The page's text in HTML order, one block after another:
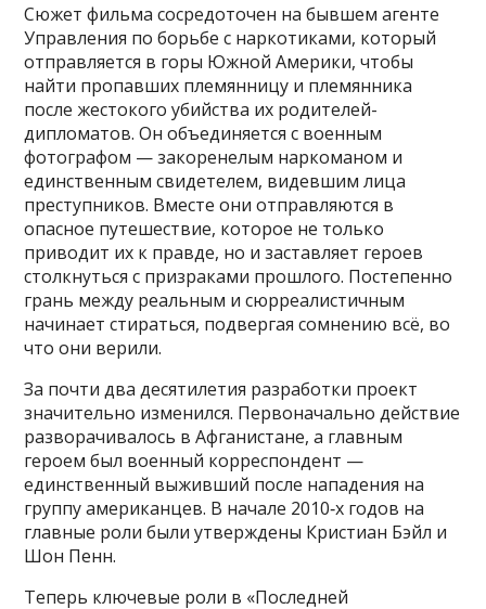
Сюжет фильма сосредоточен на бывшем агенте
Управления по борьбе с наркотиками, который
отправляется в горы Южной Америки, чтобы
найти пропавших племянницу и племянника
после жестокого убийства их родителей-
дипломатов. Он объединяется с военным
фотографом — закоренелым наркоманом и
единственным свидетелем, видевшим лица
преступников. Вместе они отправляются в
опасное путешествие, которое не только
приводит их к правде, но и заставляет героев
столкнуться с призраками прошлого. Постепенно
грань между реальным и сюрреалистичным
начинает стираться, подвергая сомнению всё, во
что они верили.
За почти два десятилетия разработки проект
значительно изменился. Первоначально действие
разворачивалось в Афганистане, а главным
героем был военный корреспондент —
единственный выживший после нападения на
группу американцев. В начале 2010‑х годов на
главные роли были утверждены Кристиан Бэйл и
Шон Пенн.
Теперь ключевые роли в «Последней